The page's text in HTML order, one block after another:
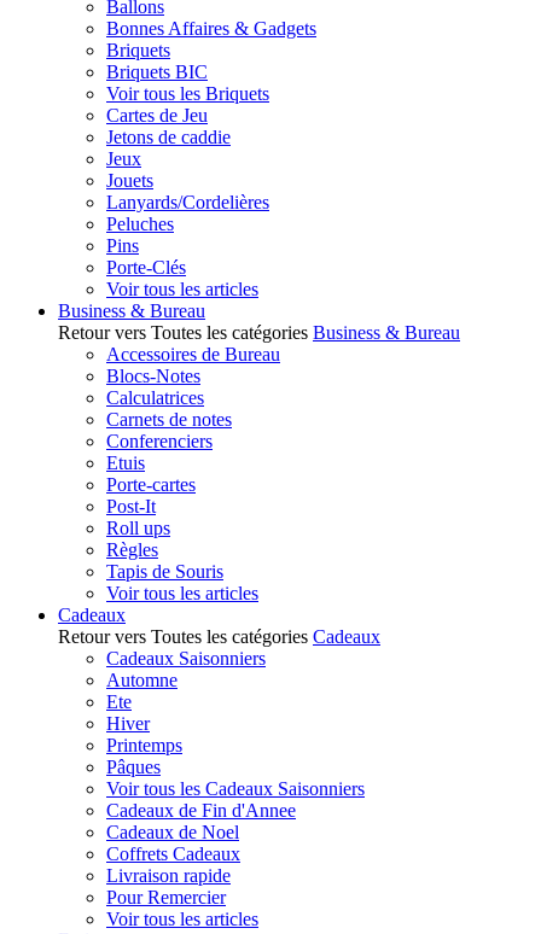
Ballons
Bonnes Affaires & Gadgets
Briquets
Briquets BIC
Voir tous les Briquets
Cartes de Jeu
Jetons de caddie
Jeux
Jouets
Lanyards/Cordelières
Peluches
Pins
Porte-Clés
Voir tous les articles
Business & Bureau
Retour vers Toutes les catégories Business & Bureau
Accessoires de Bureau
Blocs-Notes
Calculatrices
Carnets de notes
Conferenciers
Etuis
Porte-cartes
Post-It
Roll ups
Règles
Tapis de Souris
Voir tous les articles
Cadeaux
Retour vers Toutes les catégories Cadeaux
Cadeaux Saisonniers
Automne
Ete
Hiver
Printemps
Pâques
Voir tous les Cadeaux Saisonniers
Cadeaux de Fin d'Annee
Cadeaux de Noel
Coffrets Cadeaux
Livraison rapide
Pour Remercier
Voir tous les articles